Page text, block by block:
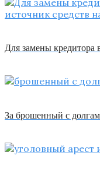
Для замены кредитора
За брошенный с